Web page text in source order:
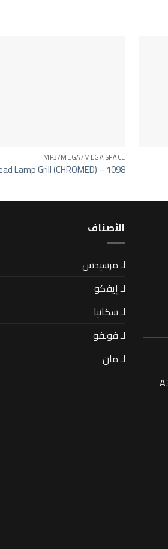
MP3/MEGA/MEGA SPACE
Lamp Grill (CHROMED) – 1098
اﻷصناف
لـ مرسيدس
لـ إيفكو
لـ سكانيا
لـ فولفو
لـ مان